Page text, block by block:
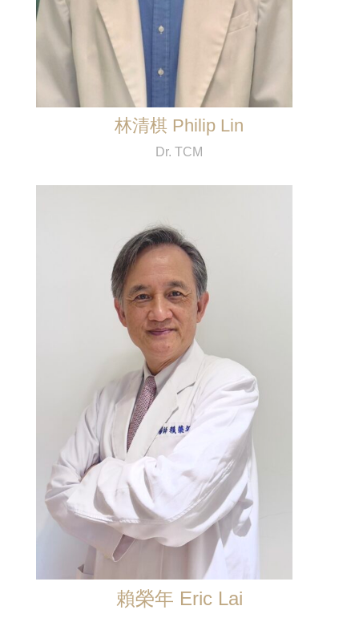
林清棋 Philip Lin
Dr. TCM
賴榮年 Eric Lai